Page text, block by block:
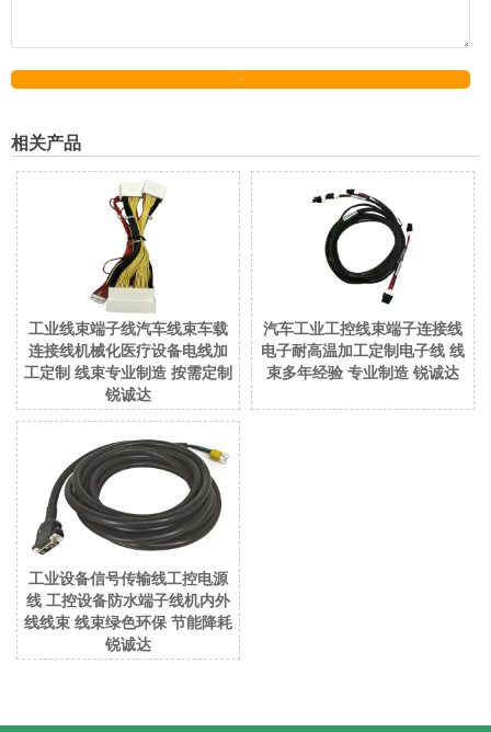
相关产品
工业线束端子线汽车线束车载
连接线机械化医疗设备电线加
工定制 线束专业制造 按需定制
锐诚达
汽车工业工控线束端子连接线
电子耐高温加工定制电子线 线
束多年经验 专业制造 锐诚达
工业设备信号传输线工控电源
线 工控设备防水端子线机内外
线线束 线束绿色环保 节能降耗
锐诚达